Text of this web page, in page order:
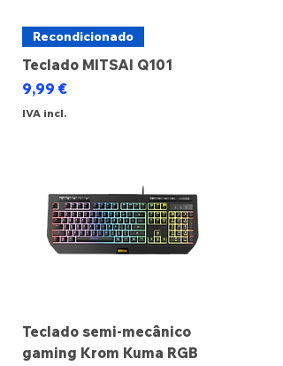
Recondicionado
Teclado MITSAI Q101
Preço
9,99 €
IVA incl.
Teclado semi-mecânico
gaming Krom Kuma RGB